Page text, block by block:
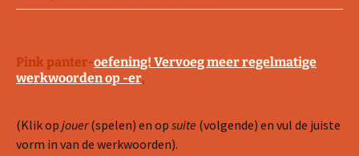
Pink panter-oefening! Vervoeg meer regelmatige
werkwoorden op -er.
(Klik op jouer(spelen) en op suite (volgende) en vul de juiste
vorm in van de werkwoorden).